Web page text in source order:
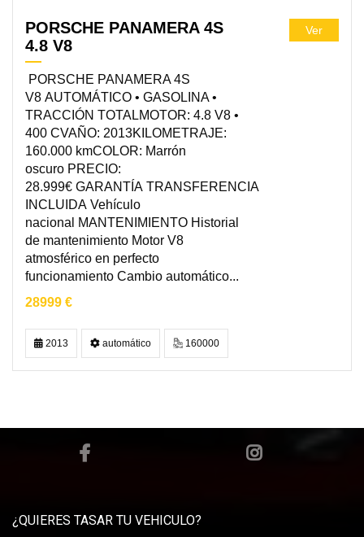
PORSCHE PANAMERA 4S
4.8 V8
PORSCHE PANAMERA 4S
V8 AUTOMÁTICO • GASOLINA •
TRACCIÓN TOTALMOTOR: 4.8 V8 •
400 CVAÑO: 2013KILOMETRAJE:
160.000 kmCOLOR: Marrón
oscuro PRECIO:
28.999€ GARANTÍA TRANSFERENCIA
INCLUIDA Vehículo
nacional MANTENIMIENTO Historial
de mantenimiento Motor V8
atmosférico en perfecto
funcionamiento Cambio automático...
28999 €
Ver
2013 automático 160000
¿QUIERES TASAR TU VEHICULO?